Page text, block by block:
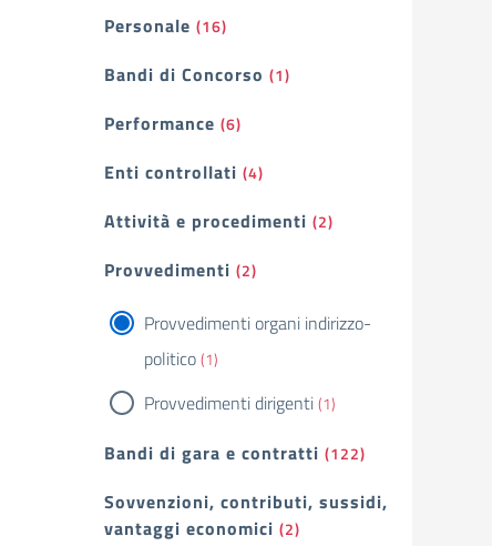
Personale (16)
Bandi di Concorso (1)
Performance (6)
Enti controllati (4)
Attività e procedimenti (2)
Provvedimenti (2)
Provvedimenti organi indirizzo-
politico(1)
Provvedimenti dirigenti(1)
Bandi di gara e contratti (122)
Sovvenzioni, contributi, sussidi,
vantaggi economici (2)